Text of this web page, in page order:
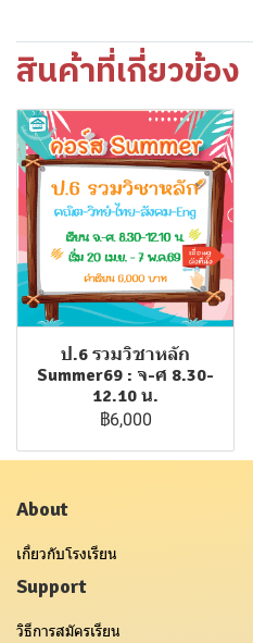
สินค้าที่เกี่ยวข้อง
ป.6 รวมวิชาหลัก
Summer69 : จ-ศ 8.30-
12.10 น.
฿6,000
About
เกี่ยวกับโรงเรียน
Support
วิธีการสมัครเรียน